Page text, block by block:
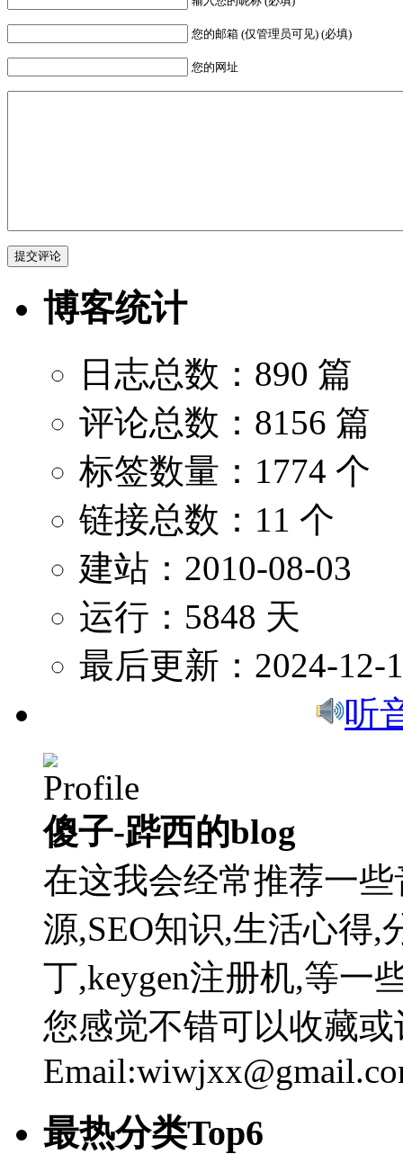
您的邮箱 (仅管理员可见) (必填)
您的网址
博客统计
日志总数：890 篇
评论总数：8156 篇
标签数量：1774 个
链接总数：11 个
建站：2010-08-03
运行：5848 天
最后更新：2024-12-
听
傻子-跸西的blog
在这我会经常推荐一
源,SEO知识,生活心得,
丁,keygen注册机,等一
您感觉不错可以收藏
最热分类Top6